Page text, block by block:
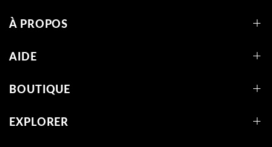
À PROPOS
AIDE
BOUTIQUE
EXPLORER